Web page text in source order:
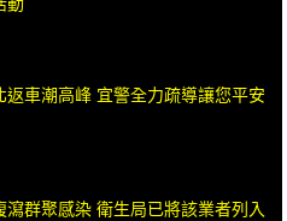
動
返車潮高峰 宜警全力疏導讓您平安
瀉群聚感染 衛生局已將該業者列入